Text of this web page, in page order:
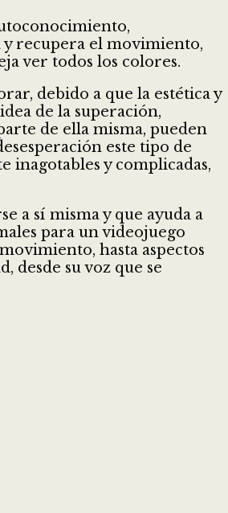
recupera el movimiento,
ver todos los colores.
debido a que la estética y
de la superación,
de ella misma, pueden
este tipo de
inagotables y complicadas,
a sí misma y que ayuda a
para un videojuego
hasta aspectos
desde su voz que se